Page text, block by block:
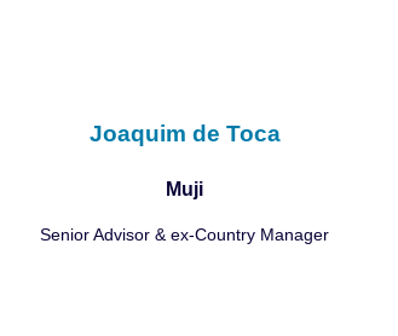
Joaquim de Toca
Muji
Senior Advisor & ex-Country Manager